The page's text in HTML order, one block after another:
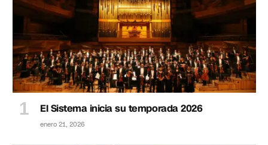
El Sistema inicia su temporada 2026
enero 21, 2026